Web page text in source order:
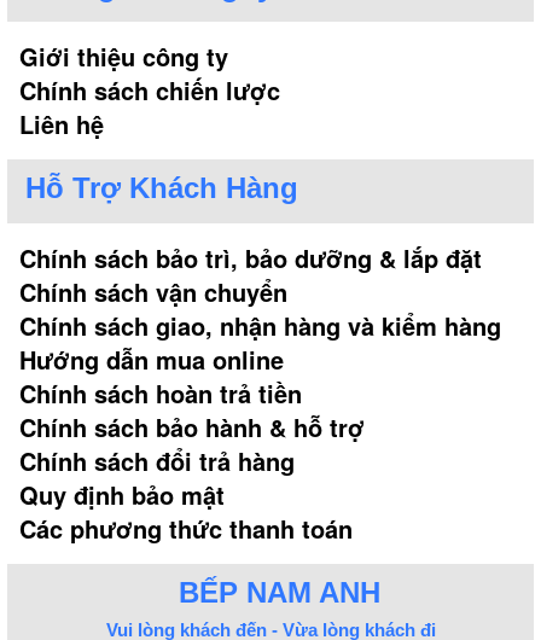
Giới thiệu công ty
Chính sách chiến lược
Liên hệ
Hỗ Trợ Khách Hàng
Chính sách bảo trì, bảo dưỡng & lắp đặt
Chính sách vận chuyển
Chính sách giao, nhận hàng và kiểm hàng
Hướng dẫn mua online
Chính sách hoàn trả tiền
Chính sách bảo hành & hỗ trợ
Chính sách đổi trả hàng
Quy định bảo mật
Các phương thức thanh toán
BẾP NAM ANH
Vui lòng khách đến - Vừa lòng khách đi